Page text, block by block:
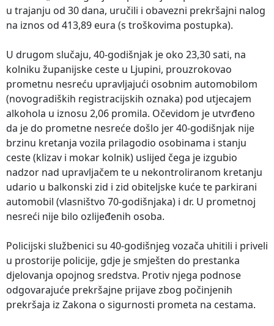
u trajanju od 30 dana, uručili i obavezni prekršajni nalog
na iznos od 413,89 eura (s troškovima postupka).
U drugom slučaju, 40-godišnjak je oko 23,30 sati, na
kolniku županijske ceste u Ljupini, prouzrokovao
prometnu nesreću upravljajući osobnim automobilom
(novogradiških registracijskih oznaka) pod utjecajem
alkohola u iznosu 2,06 promila. Očevidom je utvrđeno
da je do prometne nesreće došlo jer 40-godišnjak nije
brzinu kretanja vozila prilagodio osobinama i stanju
ceste (klizav i mokar kolnik) uslijed čega je izgubio
nadzor nad upravljačem te u nekontroliranom kretanju
udario u balkonski zid i zid obiteljske kuće te parkirani
automobil (vlasništvo 70-godišnjaka) i dr. U prometnoj
nesreći nije bilo ozlijeđenih osoba.
Policijski službenici su 40-godišnjeg vozača uhitili i priveli
u prostorije policije, gdje je smješten do prestanka
djelovanja opojnog sredstva. Protiv njega podnose
odgovarajuće prekršajne prijave zbog počinjenih
prekršaja iz Zakona o sigurnosti prometa na cestama.